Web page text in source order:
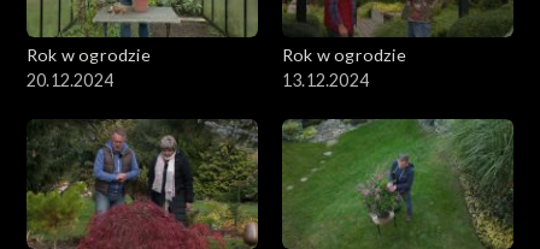
Rok w ogrodzie
20.12.2024
Rok w ogrodzie
13.12.2024